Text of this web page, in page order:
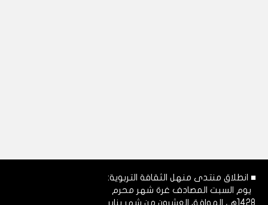
■ انطلاق منتدى منهل الثقافة التربوية:
يوم السبت المصادف غرة شهر محرم
1428هـ، الموافق العشرون من شهر يناير